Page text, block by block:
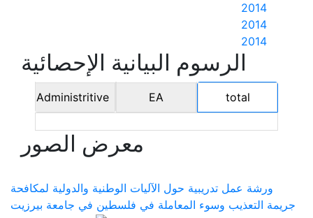
2014
2014
2014
الرسوم البيانية الإحصائية
total
EA
Administritive
معرض الصور
ورشة عمل تدريبية حول الآليات الوطنية والدولية لمكافحة
جريمة التعذيب وسوء المعاملة في فلسطين في جامعة بيرزيت